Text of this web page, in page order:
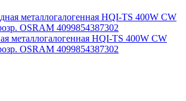
металлогалогенная HQI-TS 400W CW
OSRAM 4099854387302